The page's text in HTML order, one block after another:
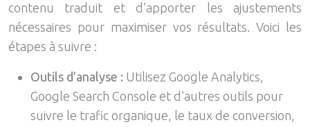
contenu traduit et d’apporter les ajustements
nécessaires pour maximiser vos résultats. Voici les
étapes à suivre :
Outils d’analyse : Utilisez Google Analytics,
Google Search Console et d’autres outils pour
suivre le trafic organique, le taux de conversion,